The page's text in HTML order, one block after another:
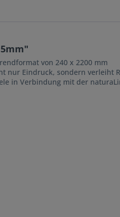
von 240 x 2200 mm
nur Eindruck, sondern verleiht
in Verbindung mit der